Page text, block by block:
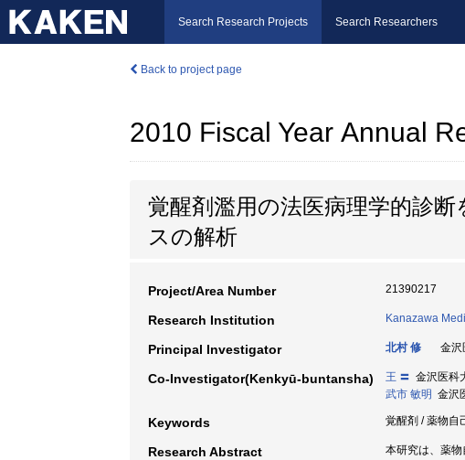
Search Research Projects Search Researchers
Back to project page
2010 Fiscal Year Annual
覚醒剤濫用の法医病理学的診
スの解析
Project/Area Number 21390217
Research Institution Kanazawa
Principal Investigator 北村 修 金沢
Co-Investigator(Kenkyū-buntansha) 王 〓 金沢医科
武市 敏明 金沢
Keywords 覚醒剤 / 薬物自
Research Abstract
本研究は、薬